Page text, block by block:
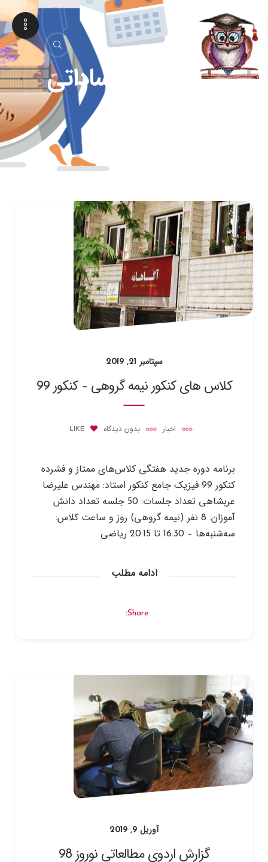
سید محمدرضا ساداتی
سپتامبر 21, 2019
کلاس های کنکور نیمه گروهی – کنکور 99
اخبار بدون دیدگاه LIKE
برنامه دوره جدید هفتگی کلاس‌های ممتاز و فشرده
کنکور 99 فیزیک جامع کنکور استاد: مهندس علیرضا
عربشاهی تعداد جلسات: 50 جلسه تعداد دانش
آموزان: 8 نفر (نیمه گروهی) روز و ساعت کلاس:
سه‌شنبه‌ها – 16:30 تا 20:15 ریاضی
ادامه مطلب
Share:
آوریل 9, 2019
گزارش اردوی مطالعاتی نوروز 98